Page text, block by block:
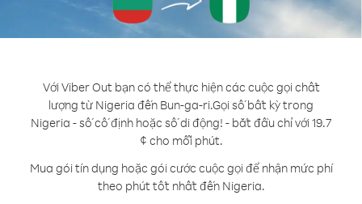
Với Viber Out bạn có thể thực hiện các cuộc gọi chất
lượng từ Nigeria đến Bun-ga-ri.Gọi số bất kỳ trong
Nigeria - số cố định hoặc số di động! - bắt đầu chỉ với 19.7
¢ cho mỗi phút.
Mua gói tín dụng hoặc gói cước cuộc gọi để nhận mức phí
theo phút tốt nhất đến Nigeria.